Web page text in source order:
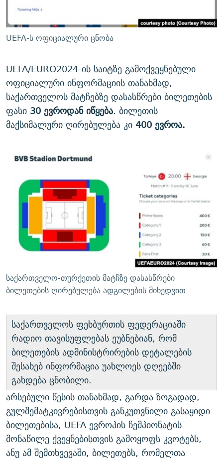
UEFA-ს ოფიციალური ცნობა
UEFA/EURO2024-ის საიტზე გამოქვეყნებული
ოფიციალური ინფორმაციის თანახმად,
საქართველოს მატჩებზე დასასწრები ბილეთების
ფასი 30 ევროდან იწყება. ბილეთის
მაქსიმალური ღირებულება კი400 ევროა.
საქართველო-თურქეთის მატჩზე დასასწრები
ბილეთების ღირებულება ადგილების მიხედვით
საქართველოს ფეხბურთის ფედერაციაში
რადიო თავისუფლებას ეუბნებიან, რომ
ბილეთების ადმინისტრირების დეტალების
შესახებ ინფორმაცია უახლოეს დღეებში
გახდება ცნობილი.
არსებული წესის თანახმად, გარდა ზოგადად,
გულშემატკივრებისთვის განკუთვნილი გასაყიდი
ბილეთებისა, UEFA ევროპის ჩემპიონატის
მონაწილე ქვეყნებისთვის გამოყოფს კვოტებს,
ანუ ამ შემთხვევაში, ბილეთებს, რომელთა